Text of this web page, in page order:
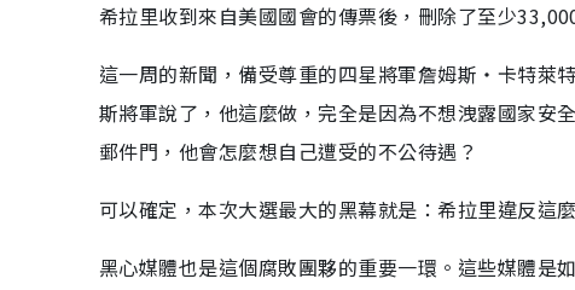
希拉里收到來自美國國會的傳票後，刪除了至少
這一周的新聞，備受尊重的四星將軍詹姆斯‧卡特萊
斯將軍說了，他這麼做，完全是因為不想洩露國家安
郵件門，他會怎麼想自己遭受的不公待遇？
可以確定，本次大選最大的黑幕就是：希拉里違反這
黑心媒體也是這個腐敗團夥的重要一環。這些媒體是